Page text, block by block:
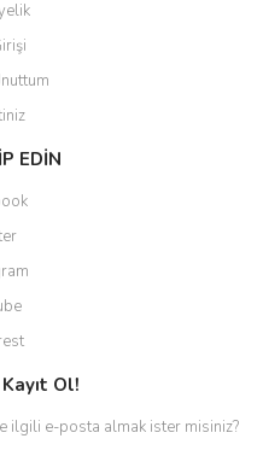
EDİN
Ol!
ilgili e-posta almak ister misiniz?